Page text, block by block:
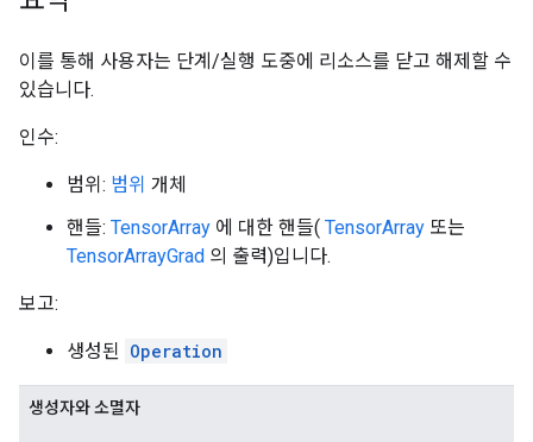
이를 통해 사용자는 단계/실행 도중에 리소스를 닫고 해제할 수
있습니다.
인수:
범위: 범위 개체
핸들: TensorArray 에 대한 핸들( TensorArray 또는
TensorArrayGrad 의 출력)입니다.
보고:
생성된 Operation
생성자와 소멸자